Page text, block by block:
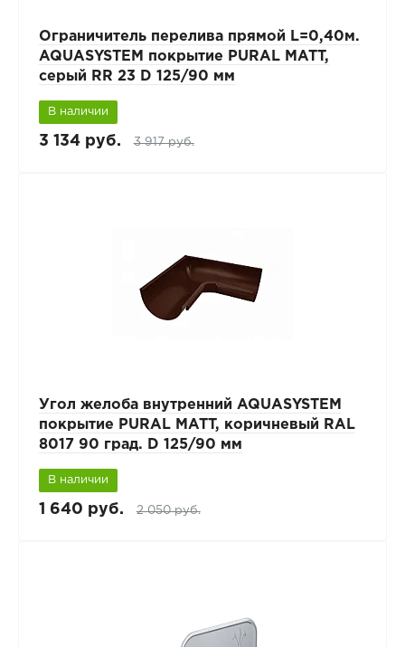
Ограничитель перелива прямой L=0,40м.
AQUASYSTEM покрытие PURAL MATT,
серый RR 23 D 125/90 мм
В наличии
3 134 руб. 3 917 руб.
Угол желоба внутренний AQUASYSTEM
покрытие PURAL MATT, коричневый RAL
8017 90 град. D 125/90 мм
В наличии
1 640 руб. 2 050 руб.